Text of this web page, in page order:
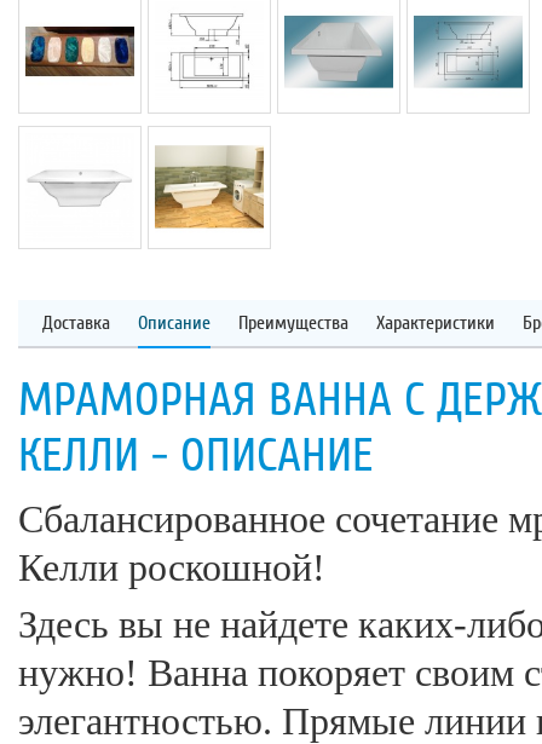
Доставка Описание Преимущества Характеристики
МРАМОРНАЯ ВАННА С
КЕЛЛИ - ОПИСАНИЕ
Сбалансированное сочетание
Келли роскошной!
Здесь вы не найдете каких-
нужно! Ванна покоряет своим
элегантностью. Прямые линии